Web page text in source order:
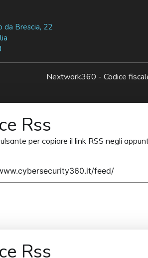
da Brescia, 22
Nextwork360 - Codice
Rss
per copiare il link RSS negli
Rss